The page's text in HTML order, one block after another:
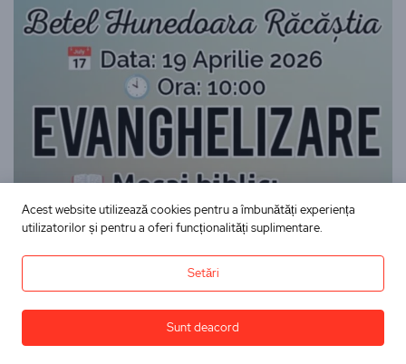
Acest website utilizează cookies pentru a îmbunătăți experiența
utilizatorilor și pentru a oferi funcționalități suplimentare.
Setări
Sunt deacord